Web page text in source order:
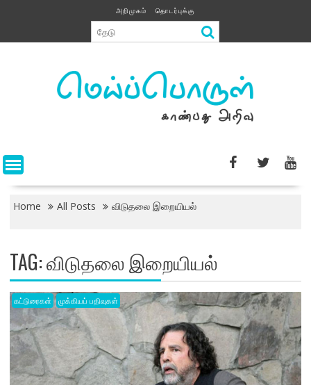
content
அறிமுகம் தொடர்புக்கு
Home All Posts விடுதலை இறையியல்
TAG:விடுதலை இறையியல்
கட்டுரைகள் முக்கியப் பதிவுகள்